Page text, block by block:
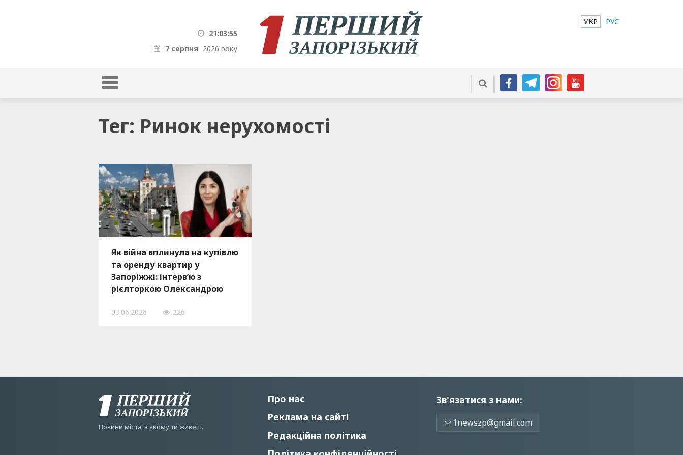
21:03:55
7 серпня 2026 року
УКР РУС
Тег: Ринок нерухомості
Як війна вплинула на купівлю
та оренду квартир у
Запоріжжі: інтерв’ю з
рієлторкою Олександрою
03.06.2026 226
Новини мiста, в якому ти живеш.
Про нас
Реклама на сайті
Редакційна політика
Зв'язатися з нами:
1newszp@gmail.com